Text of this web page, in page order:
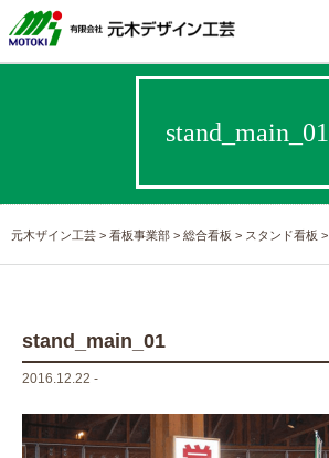
stand_main_01
元木ザイン工芸 > 看板事業部 > 総合看板 > スタンド看板 >
stand_main_01
2016.12.22 -